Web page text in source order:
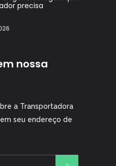
precisa
nossa
a Transportadora
seu endereço de